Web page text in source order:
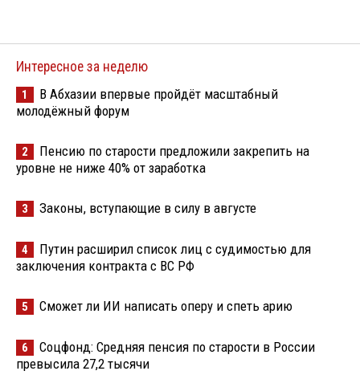
Интересное за неделю
1
В Абхазии впервые пройдёт масштабный
молодёжный форум
2
Пенсию по старости предложили закрепить на
уровне не ниже 40% от заработка
3 Законы, вступающие в силу в августе
4
Путин расширил список лиц с судимостью для
заключения контракта с ВС РФ
5 Сможет ли ИИ написать оперу и спеть арию
6
Соцфонд: Средняя пенсия по старости в России
превысила 27,2 тысячи